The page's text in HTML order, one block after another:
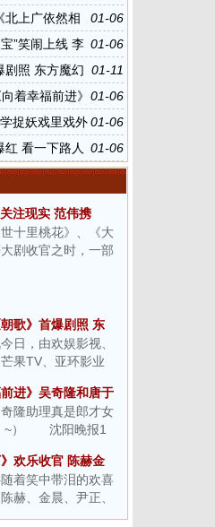
01-06
北上广依然相
01-06
”笑闹上线 李
01-11
剧照 东方魔幻
01-06
着幸福前进》
01-06
捉妖戏里戏外
01-06
红 看一下路人
注现实 范伟携
突围收视
十里桃花》、《大
剧收官之时，一部
热播、明星云集的
部低调的电视剧便
歌》首爆剧照 东
相
日，由欢娱影视、
果TV、亚环影业
次曝光了剧照，之前
人微博发布了《朝
，新晋“于女郎”吴
妲己，张哲瀚则挑
前进》吴奇隆和唐于
妇
隆助理真是郎才女
~） 沈阳晚报1
主演的都市家庭伦
着幸福前进》，1
视八套，该剧以吴
文尔雅的产科医生
》欢乐收官 陈赫金
级神剧
笑中带泪的欢喜
赫、金晨、尹正、